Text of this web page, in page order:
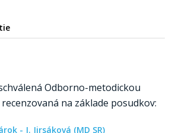
Odborno-metodickou
na základe posudkov:
- J. Jirsáková (MD SR)